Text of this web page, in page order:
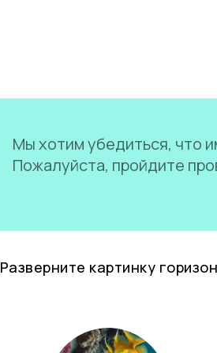
Мы хотим убедиться, что
Пожалуйста, пройдите
Разверните картинку